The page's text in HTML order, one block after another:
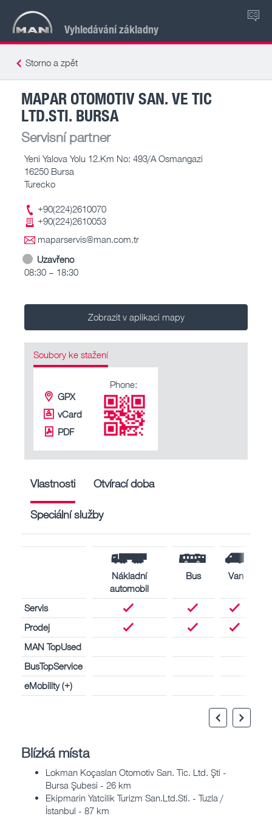
Vyhledávání základny
CS
Storno a zpět
MAPAR OTOMOTIV SAN. VE TIC
LTD.STI. BURSA
Servisní partner
Yeni Yalova Yolu 12.Km No: 493/A Osmangazi
16250 Bursa
Turecko
+90(224)2610070
+90(224)2610053
maparservis@man.com.tr
Uzavřeno
08:30 – 18:30
Zobrazit v aplikaci mapy
Soubory ke stažení
GPX
vCard
PDF
Phone:
Vlastnosti Otvírací doba
Speciální služby
Nákladní
automobil
Bus Van
Servis
Prodej
MAN TopUsed
BusTopService
eMobility (+)
Blízká místa
Lokman Koçaslan Otomotiv San. Tic. Ltd. Şti -
Bursa Şubesi - 26 km
Ekipmarin Yatcilik Turizm San.Ltd.Sti. - Tuzla /
İstanbul - 87 km